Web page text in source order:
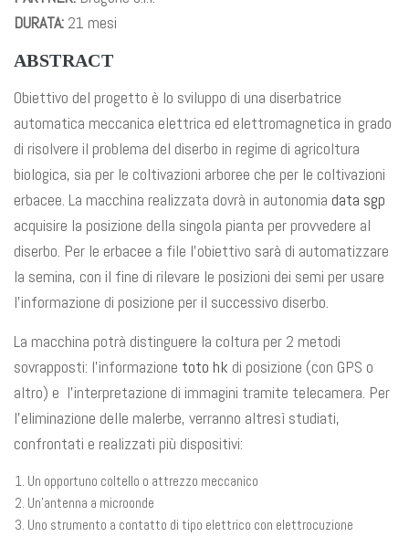
DURATA: 21 mesi
ABSTRACT
Obiettivo del progetto è lo sviluppo di una diserbatrice
automatica meccanica elettrica ed elettromagnetica in grado
di risolvere il problema del diserbo in regime di agricoltura
biologica, sia per le coltivazioni arboree che per le coltivazioni
erbacee. La macchina realizzata dovrà in autonomia data sgp
acquisire la posizione della singola pianta per provvedere al
diserbo. Per le erbacee a file l’obiettivo sarà di automatizzare
la semina, con il fine di rilevare le posizioni dei semi per usare
l’informazione di posizione per il successivo diserbo.
La macchina potrà distinguere la coltura per 2 metodi
sovrapposti: l’informazione toto hk di posizione (con GPS o
altro) e l’interpretazione di immagini tramite telecamera. Per
l’eliminazione delle malerbe, verranno altresì studiati,
confrontati e realizzati più dispositivi:
Un opportuno coltello o attrezzo meccanico
Un’antenna a microonde
Uno strumento a contatto di tipo elettrico con elettrocuzione